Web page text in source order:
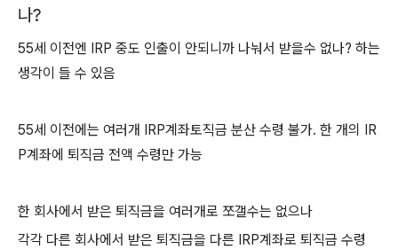
나?
55세 이전엔 IRP 중도 인출이 안되니까 나눠서 받을수 없나? 하는
생각이 들 수 있음
55세 이전에는 여러개 IRP계좌토직금 분산 수령 불가. 한 개의 IR
P계좌에 퇴직금 전액 수령만 가능
한 회사에서 받은 퇴직금을 여러개로 쪼갤수는 없으나
각각 다른 회사에서 받은 퇴직금을 다른 IRP계좌로 퇴직금 수령